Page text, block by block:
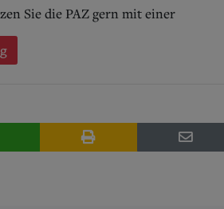
Sie die PAZ gern mit einer